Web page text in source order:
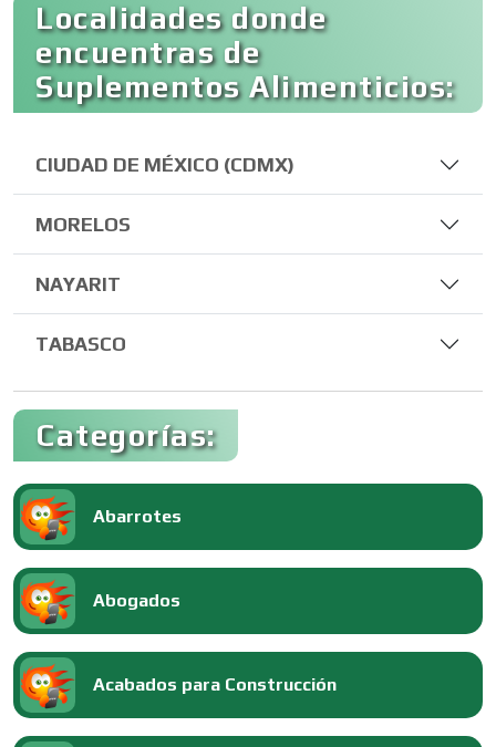
Localidades donde
encuentras de
Suplementos Alimenticios:
CIUDAD DE MÉXICO (CDMX)
MORELOS
NAYARIT
TABASCO
Categorías:
Abarrotes
Abogados
Acabados para Construcción